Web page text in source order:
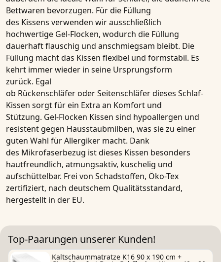
Bettwaren bevorzugen. Für die Füllung
des Kissens verwenden wir ausschließlich
hochwertige Gel-Flocken, wodurch die Füllung
dauerhaft flauschig und anschmiegsam bleibt. Die
Füllung macht das Kissen flexibel und formstabil. Es
kehrt immer wieder in seine Ursprungsform
zurück. Egal
ob RückenschläferoderSeitenschläferdieses Schlaf-
Kissen sorgt für ein Extra an Komfort und
Stützung. Gel-Flocken Kissen sind hypoallergen und
resistent gegen Hausstaubmilben, was sie zu einer
guten Wahl fürAllergiker macht. Dank
des Mikrofaserbezug ist dieses Kissen besonders
hautfreundlich, atmungsaktiv, kuschelig und
aufschüttelbar. Frei von Schadstoffen, Öko-Tex
zertifiziert, nach deutschem Qualitätsstandard,
hergestellt in der EU.
Top-Paarungen unserer Kunden!
Kaltschaummatratze K16 90 x 190 cm +